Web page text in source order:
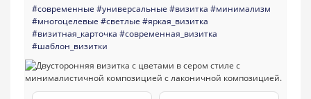
#современные #универсальные #визитка #минимализм
#многоцелевые #светлые #яркая_визитка
#визитная_карточка #современная_визитка
#шаблон_визитки